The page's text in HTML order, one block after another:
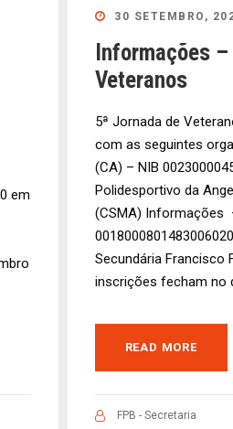
em
30 SETEMBRO,
Informações
Veteranos
5ª Jornada de
com as seguintes
(CA) – NIB
Polidesportivo da
(CSMA) Informações
Secundária
inscrições fecham no
READ MORE
FPB - Secretaria